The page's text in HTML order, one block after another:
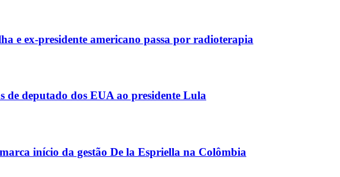
e ex-presidente americano passa por radioterapia
deputado dos EUA ao presidente Lula
início da gestão De la Espriella na Colômbia